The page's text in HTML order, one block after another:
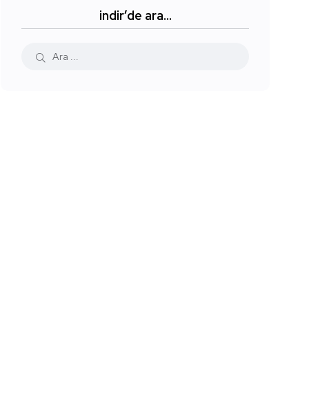
indir’de ara…